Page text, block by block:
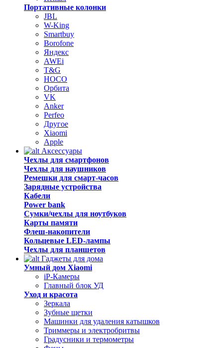
Портативные колонки
JBL
W-King
Smartbuy
Borofone
Яндекс
AWEi
T&G
HOCO
Орбита
VK
Anker
Perfeo
Другое
Xiaomi
Apple
Аксессуары
Чехлы для смартфонов
Чехлы для наушников
Ремешки для смарт-часов
Зарядные устройства
Кабели
Power bank
Сумки/чехлы для ноутбуков
Карты памяти
Флеш-накопители
Кольцевые LED-лампы
Чехлы для планшетов
Гаджеты для дома
Умный дом Xiaomi
iP-Камеры
Главный блок УД
Уход и красота
Зеркала
Зубные щетки
Машинки для удаления катышков
Триммеры и электробритвы
Градусники и термометры